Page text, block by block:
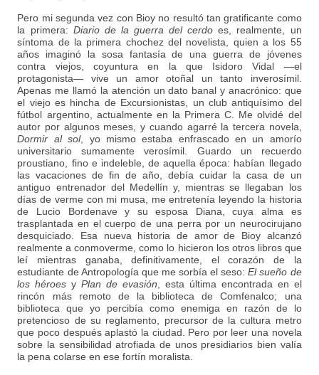
Pero mi segunda vez con Bioy no resultó tan gratificante como
la primera: Diario de la guerra del cerdo es, realmente, un
síntoma de la primera chochez del novelista, quien a los 55
años imaginó la sosa fantasía de una guerra de jóvenes
contra viejos, coyuntura en la que Isidoro Vidal —el
protagonista— vive un amor otoñal un tanto inverosímil.
Apenas me llamó la atención un dato banal y anacrónico: que
el viejo es hincha de Excursionistas, un club antiquísimo del
fútbol argentino, actualmente en la Primera C. Me olvidé del
autor por algunos meses, y cuando agarré la tercera novela,
Dormir al sol, yo mismo estaba enfrascado en un amorío
universitario sumamente verosímil. Guardo un recuerdo
proustiano, fino e indeleble, de aquella época: habían llegado
las vacaciones de fin de año, debía cuidar la casa de un
antiguo entrenador del Medellín y, mientras se llegaban los
días de verme con mi musa, me entretenía leyendo la historia
de Lucio Bordenave y su esposa Diana, cuya alma es
trasplantada en el cuerpo de una perra por un neurocirujano
desquiciado. Esa nueva historia de amor de Bioy alcanzó
realmente a conmoverme, como lo hicieron los otros libros que
leí mientras ganaba, definitivamente, el corazón de la
estudiante de Antropología que me sorbía el seso:El sueño de
los héroes yPlan de evasión , esta última encontrada en el
rincón más remoto de la biblioteca de Comfenalco; una
biblioteca que yo percibía como enemiga en razón de lo
pretencioso de su reglamento, precursor de la cultura metro
que poco después aplastó la ciudad. Pero por leer una novela
sobre la sensibilidad atrofiada de unos presidiarios bien valía
la pena colarse en ese fortín moralista.